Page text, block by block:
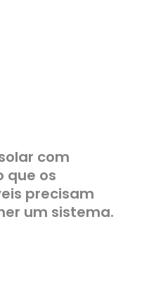
com
que os
precisam
um sistema.